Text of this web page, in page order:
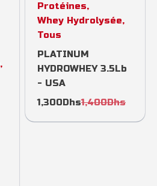
,
Protéines,
Whey Hydrolysée,
Tous
PLATINUM
HYDROWHEY 3.5Lb
- USA
1,400Dhs
1,300 Dhs